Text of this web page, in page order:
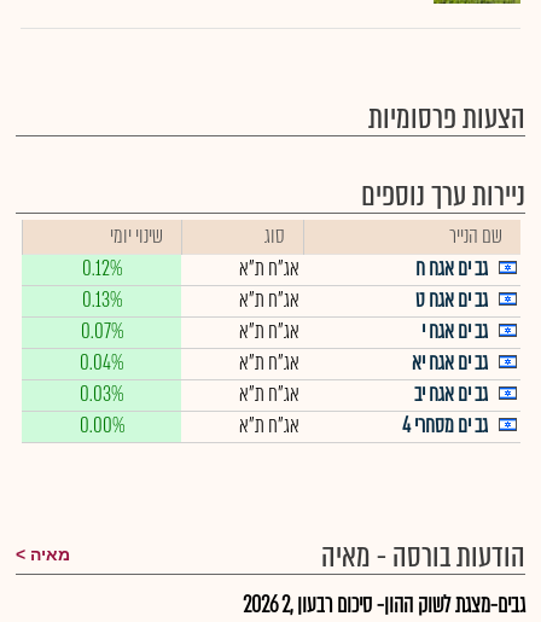
הצעות פרסומיות
ניירות ערך נוספים
שם הנייר סוג
שינוי יומי
גב ים אגח ח
אג"ח ת"א
0.12%
גב ים אגח ט
אג"ח ת"א
0.13%
גב ים אגח י
אג"ח ת"א
0.07%
גב ים אגח יא
אג"ח ת"א
0.04%
גב ים אגח יב
אג"ח ת"א
0.03%
גב ים מסחרי 4
אג"ח ת"א 0.00%
הודעות בורסה - מאיה מאיה
גבים-מצגת לשוק ההון- סיכום רבעון ,2 2026